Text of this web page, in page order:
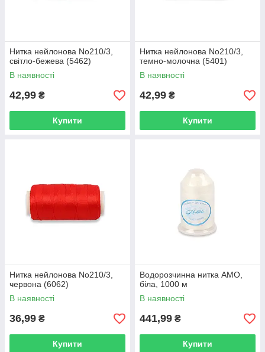
Нитка нейлонова No210/3,
світло-бежева (5462)
В наявності
42,99 ₴
Купити
Нитка нейлонова No210/3,
темно-молочна (5401)
В наявності
42,99 ₴
Купити
Нитка нейлонова No210/3,
червона (6062)
В наявності
36,99 ₴
Купити
Водорозчинна нитка АМО,
біла, 1000 м
В наявності
441,99 ₴
Купити